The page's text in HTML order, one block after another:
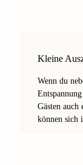
Kleine
Wenn du
Gästen auch
können sich